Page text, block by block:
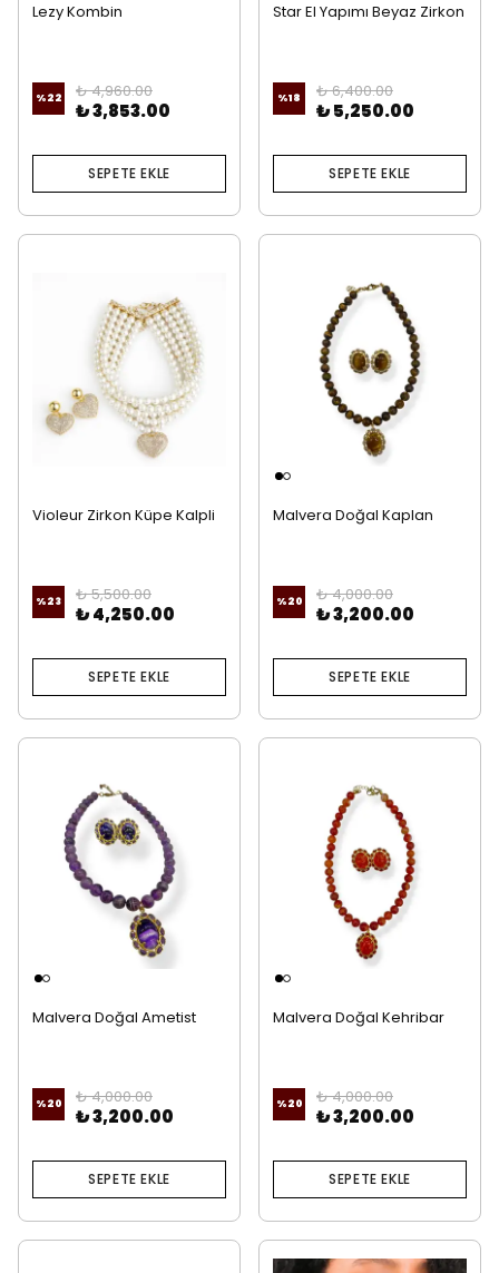
Lezy Kombin
%22 ₺ 4,960.00
₺ 3,853.00
SEPETE EKLE
Star El Yapımı Beyaz Zirkon
%18 ₺ 6,400.00
₺ 5,250.00
SEPETE EKLE
Violeur Zirkon Küpe Kalpli
%23 ₺ 5,500.00
₺ 4,250.00
SEPETE EKLE
Malvera Doğal Kaplan
%20 ₺ 4,000.00
₺ 3,200.00
SEPETE EKLE
Malvera Doğal Ametist
%20 ₺ 4,000.00
₺ 3,200.00
SEPETE EKLE
Malvera Doğal Kehribar
%20 ₺ 4,000.00
₺ 3,200.00
SEPETE EKLE